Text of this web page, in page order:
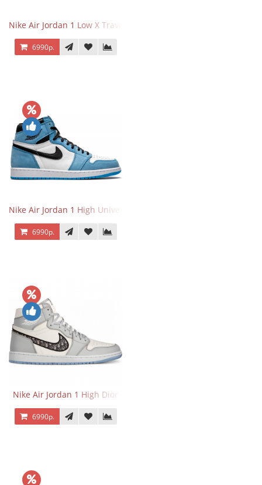
Nike Air Jordan 1 Low X Travis Scott
6990р.
Nike Air Jordan 1 High University Blue
6990р.
Nike Air Jordan 1 High Dior
6990р.